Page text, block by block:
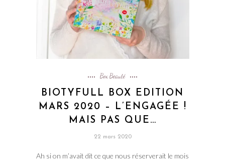
Box Beauté
BIOTYFULL BOX EDITION
MARS 2020 – L’ENGAGÉE !
MAIS PAS QUE…
22 mars 2020
Ah si on m’avait dit ce que nous réserverait le mois